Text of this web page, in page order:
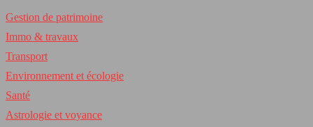
Gestion de patrimoine
Immo & travaux
Transport
Environnement et écologie
Santé
Astrologie et voyance